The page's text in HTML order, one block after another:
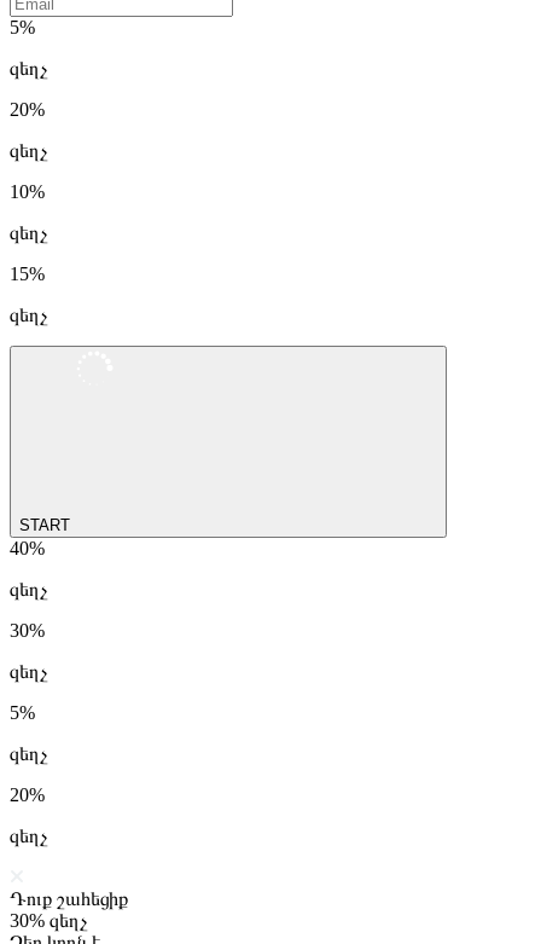
5%
զեղչ
20%
զեղչ
10%
զեղչ
15%
զեղչ
START
40%
զեղչ
30%
զեղչ
5%
զեղչ
20%
զեղչ
Դուք շահեցիք
30% զեղչ